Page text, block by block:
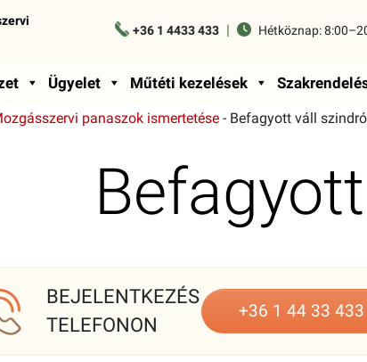
+36 1 4433 433 | Hétköznap:
Ügyelet Műtéti kezelések
panaszok ismertetése - Befagyott váll
BEJELENTKEZÉS
TELEFONON
+36 1 44 33 433